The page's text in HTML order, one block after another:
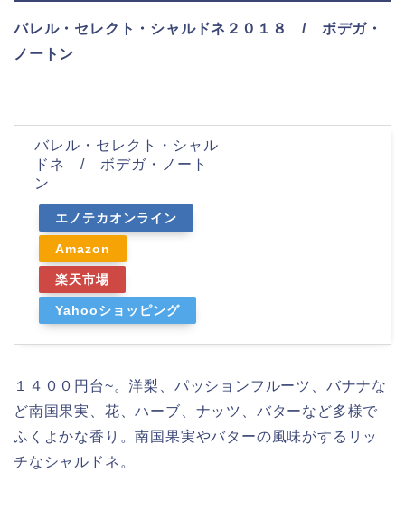
バレル・セレクト・シャルドネ２０１８ / ボデガ・
ノートン
バレル・セレクト・シャル
ドネ / ボデガ・ノート
ン
エノテカオンライン
Amazon
楽天市場
Yahooショッピング
１４００円台~。洋梨、パッションフルーツ、バナナな
ど南国果実、花、ハーブ、ナッツ、バターなど多様で
ふくよかな香り。南国果実やバターの風味がするリッ
チなシャルドネ。